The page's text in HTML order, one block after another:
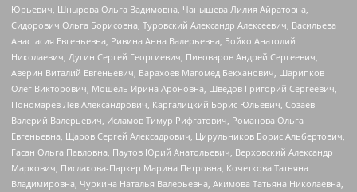
Юрьевич, Шнырова Ольга Вадимовна, Чанышева Лилия Айратовна,
Сидорович Ольга Борисовна, Туровский Александр Алексеевич, Васильева
Анастасия Евгеньевна, Ривина Анна Валерьевна, Бойко Анатолий
Николаевич, Дугин Сергей Георгиевич, Пивоваров Андрей Сергеевич,
Аверин Виталий Евгеньевич, Барахоев Магомед Бекханович, Шарипков
Олег Викторович, Мошель Ирина Ароновна, Шведов Григорий Сергеевич,
Пономарев Лев Александрович, Каргалицкий Борис Юльевич, Созаев
Валерий Валерьевич, Исламов Тимур Рифгатович, Романова Ольга
Евгеньевна, Щаров Сергей Алексадрович, Цирульников Борис Альбертович,
Гасан Ольга Павловна, Паутов Юрий Анатольевич, Верховский Александр
Маркович, Пислакова-Паркер Марина Петровна, Кочеткова Татьяна
Владимировна, Чуркина Наталья Валерьевна, Акимова Татьяна Николаевна,